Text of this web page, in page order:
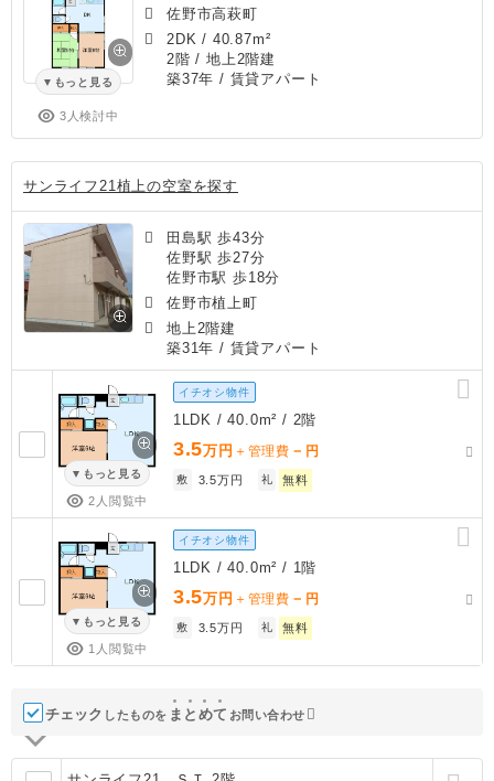
もっと見る
3人検討中
佐野市高萩町
2DK / 40.87m²
2階 / 地上2階建
築37年 / 賃貸アパート
サンライフ21植上の空室を探す
田島駅 歩43分
佐野駅 歩27分
佐野市駅 歩18分
佐野市植上町
地上2階建
築31年 / 賃貸アパート
もっと見る
2人閲覧中
イチオシ物件
1LDK / 40.0m² / 2階
3.5万円 ＋管理費 － 円
敷 3.5万円 礼 無料
もっと見る
1人閲覧中
イチオシ物件
1LDK / 40.0m² / 1階
3.5万円 ＋管理費 － 円
敷 3.5万円 礼 無料
チェック したものを ま と めて お問い合わせ